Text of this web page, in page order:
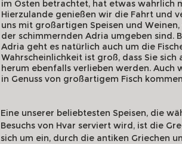
im Osten betrachtet, hat etwas wahrlich
Hierzulande genießen wir die Fahrt und
uns mit großartigen Speisen und
der schimmernden Adria umgeben sind.
Adria geht es natürlich auch um die
Wahrscheinlichkeit ist groß, dass Sie sich
herum ebenfalls verlieben werden. Auch
in Genuss von großartigem Fisch
Eine unserer beliebtesten Speisen, die
Besuchs von Hvar serviert wird, ist die
sich um ein, durch die antiken Griechen